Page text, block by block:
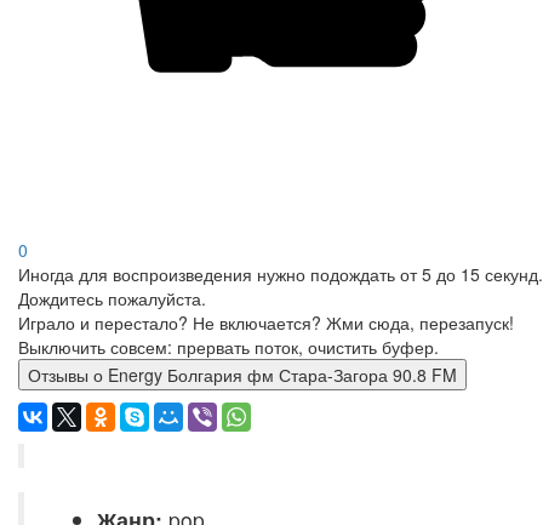
0
Иногда для воспроизведения нужно подождать от 5 до 15 секунд.
Дождитесь пожалуйста.
Играло и перестало? Не включается? Жми сюда, перезапуск!
Выключить совсем: прервать поток, очистить буфер.
Отзывы о Energy Болгария фм Стара-Загора 90.8 FM